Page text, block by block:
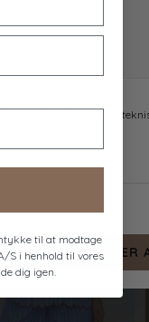
DKK 449,-
til at modtage
S i henhold til vores
dig igen.